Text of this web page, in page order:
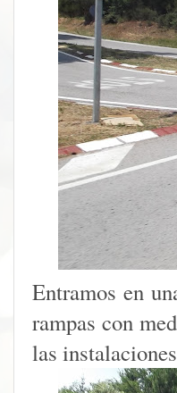
Entramos en
rampas con
las